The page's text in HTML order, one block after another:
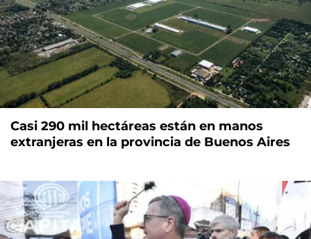
Casi 290 mil hectáreas están en manos
extranjeras en la provincia de Buenos Aires